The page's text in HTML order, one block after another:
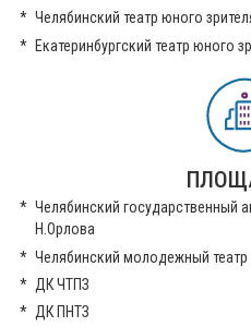
Челябинский театр юного
Екатеринбургский театр юного
Челябинский государственный
Н.Орлова
Челябинский молодежный театр
ДК ЧТПЗ
ДК ПНТЗ